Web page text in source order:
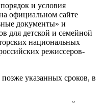
и условия
официальном сайте
документы» и
для детской и семейной
национальных
режиссеров-
указанных сроков, в